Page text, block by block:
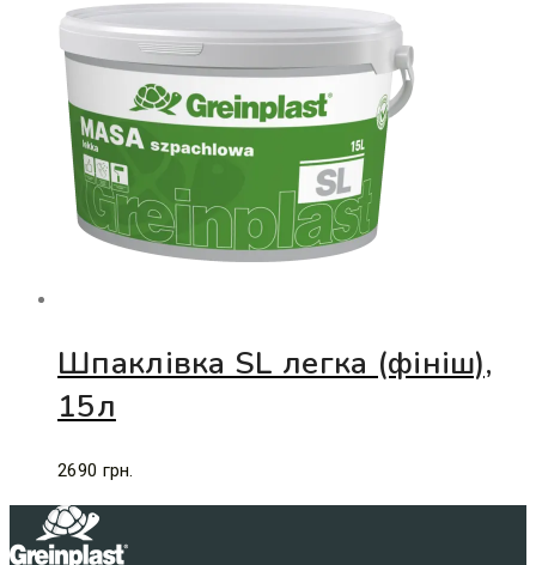
Шпаклівка SL легка (фініш),
15л
2690 грн.